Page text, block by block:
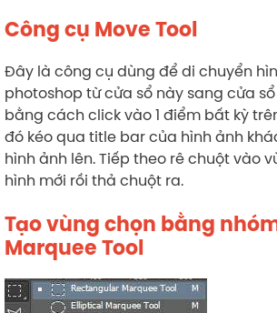
Công cụ Move Tool
Đây là công cụ dùng để di chuyển
photoshop từ cửa sổ này sang cửa
bằng cách click vào 1 điểm bất kỳ
đó kéo qua title bar của hình ảnh
hình ảnh lên. Tiếp theo rê chuột vào
hình mới rồi thả chuột ra.
Tạo vùng chọn bằng
Marquee Tool